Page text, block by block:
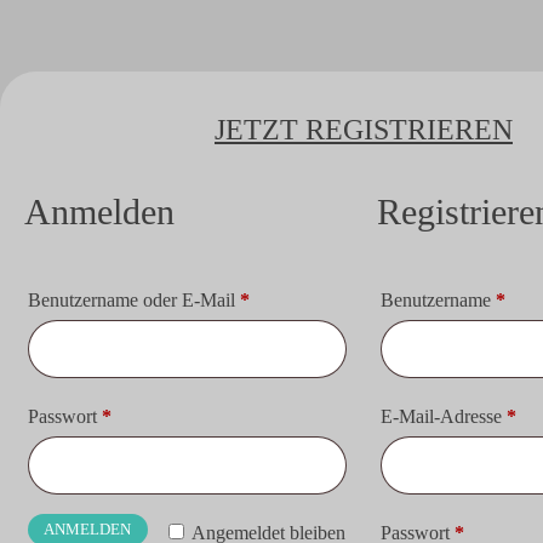
JETZT REGISTRIEREN
Anmelden
Benutzername oder E-Mail *
Passwort *
Angemeldet bleiben
ANMELDEN
Benutzername *
E-Mail-Adresse *
Passwort *